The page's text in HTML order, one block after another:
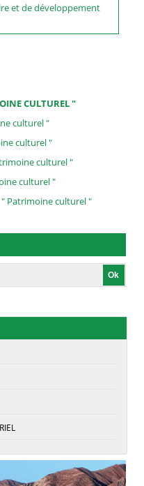
et de développement
CULTUREL "
culturel "
culturel "
culturel "
culturel "
" Patrimoine culturel "